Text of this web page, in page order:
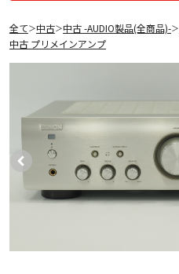
全て＞中古＞中古 -AUDIO製品(全商品)-＞
中古 プリメインアンプ